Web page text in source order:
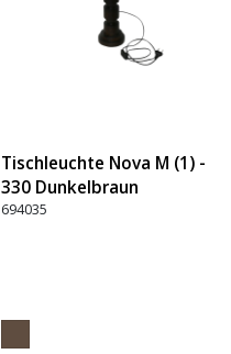
Tischleuchte Nova M (1) -
330 Dunkelbraun
694035